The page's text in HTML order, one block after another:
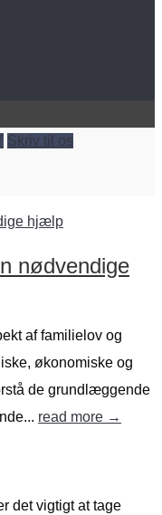
Skriv til os
nødvendige
af familielov og
økonomiske og
de grundlæggende
read more →
det vigtigt at tage